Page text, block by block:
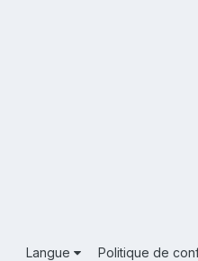
Langue Politique de